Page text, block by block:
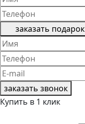
заказать подарок
заказать звонок
Купить в 1 клик